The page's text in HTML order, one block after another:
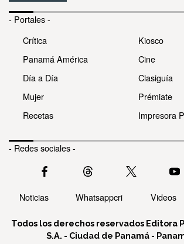
- Portales -
Crítica
Panamá América
Día a Día
Mujer
Recetas
Kiosco
Cine
Clasiguía
Prémiate
Impresora
- Redes sociales -
Noticias Whatsappcri Videos
Todos los derechos reservados Editora
S.A. - Ciudad de Panamá -